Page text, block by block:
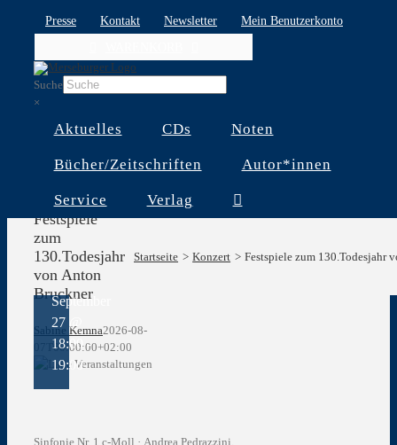
Presse Kontakt Newsletter
Mein Benutzerkonto
Suche
×
Aktuelles CDs Noten
Bücher/Zeitschriften Autor*innen
Service Verlag
Festspiele
zum
130.Todesjahr
von Anton
Bruckner
Startseite Konzert Festspiele zum 130.Todesjahr
Sabine Kemna2026-08-
07T00:00:00+02:00
Festspiele
zum
130.Todesjahr
von Anton
Bruckner
September
27 @
18:00-
19:00
Sinfonie Nr. 1 c-Moll · Andrea Pedrazzini,